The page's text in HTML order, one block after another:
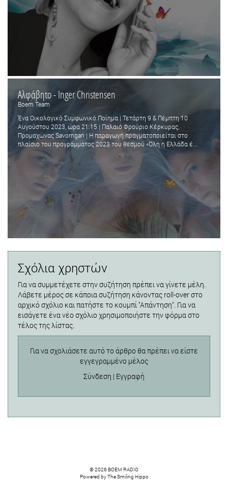
Αλφάβητο - Inger Christensen
Boem Team
Ένα Οικολογικό Συμφωνικό Ποίημα | Τετάρτη 9 & Πέμπτη 10
Αυγούστου 2023, ώρα 21:15 | Παλαιό Φρούριο Κέρκυρας,
Προμαχώνας Savorngan | Η παραγωγή πραγματοποιείται στο
πλαίσιο του προγράμματος 2023 του θεσμού «Όλη η Ελλάδα έ...
Σχόλια χρηστών
Για να συμμετέχετε στην συζήτηση πρέπει να γίνετε μέλη.
Λάβετε μέρος σε κάποια συζήτηση κάνοντας roll-over στο
αρχικό σχόλιο και πατήστε το κουμπί "Απάντηση". Για να
εισάγετε ένα νέο σχόλιο χρησιμοποιήστε την φόρμα στο
τέλος της λίστας.
Για να σχολιάσετε αυτό το άρθρο θα πρέπει να είστε
εγγεγραμμένο μέλος
Σύνδεση | Εγγραφή
© 2026 BOEM RADIO
Powered byThe Smiling Hippo